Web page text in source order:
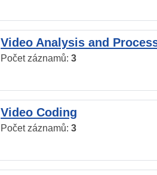
Video Analysis and
Počet záznamů: 3
Video Coding
Počet záznamů: 3